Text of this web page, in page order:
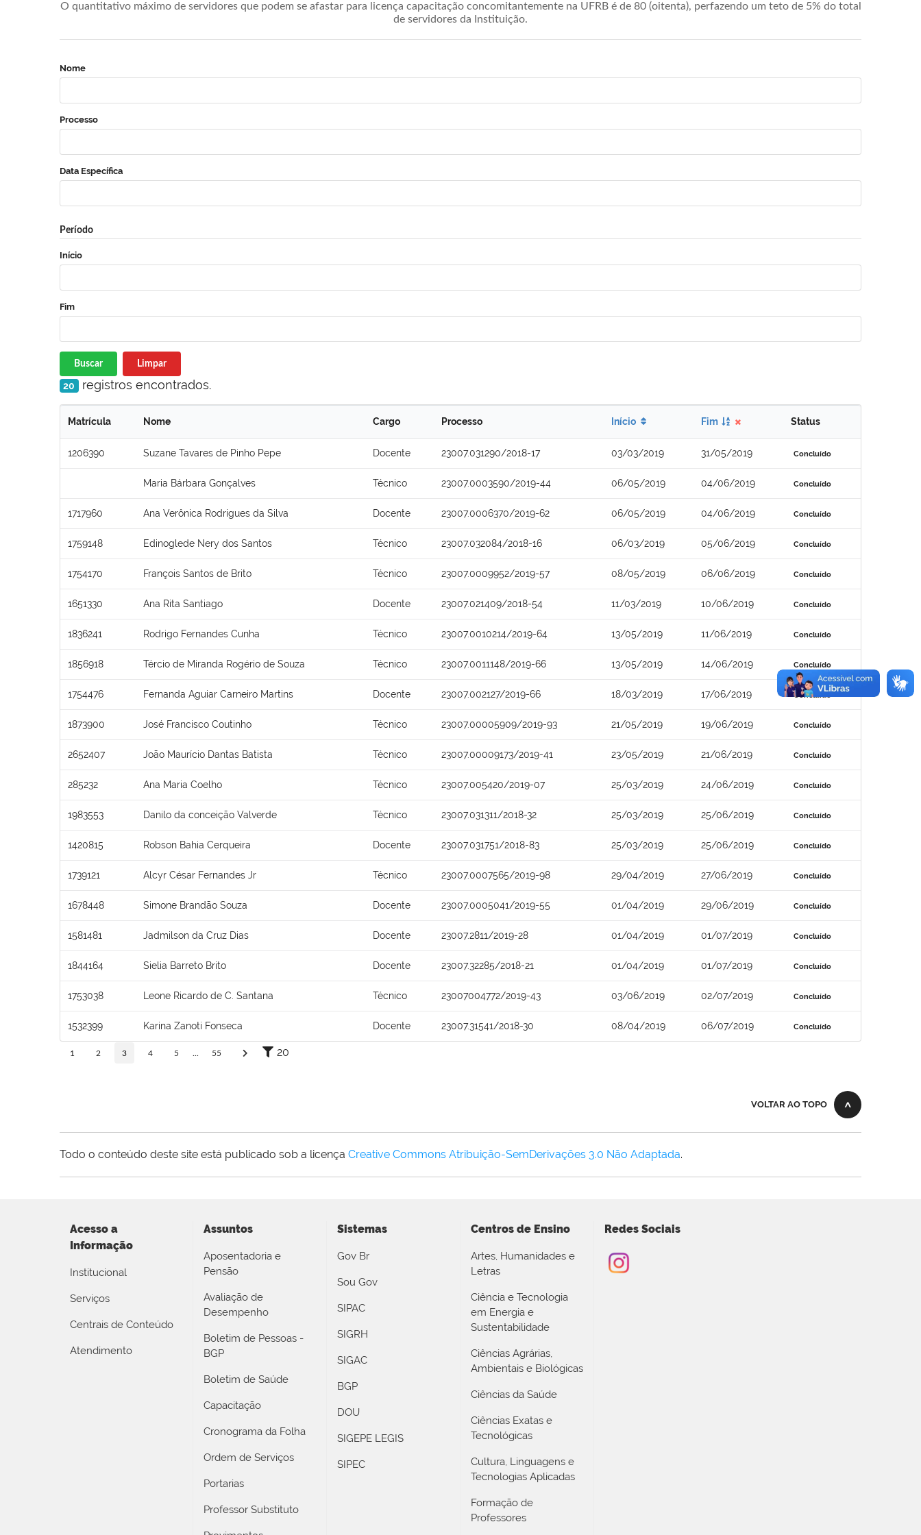
O quantitativo máximo de servidores que podem se afastar para licença capacitação concomitantemente na UFRB é de 80 (oitenta), perfazendo um teto de 5% do total
de servidores da Instituição.
Nome
Processo
Data Específica
Período
Início
Fim
Buscar Limpar
20 registros encontrados.
Matrícula Nome Cargo Processo Início Fim Status
1206390 Suzane Tavares de Pinho Pepe Docente 23007.031290/2018-17 03/03/2019 31/05/2019 Concluído
Maria Bárbara Gonçalves Técnico 23007.0003590/2019-44 06/05/2019 04/06/2019 Concluído
1717960 Ana Verônica Rodrigues da Silva Docente 23007.0006370/2019-62 06/05/2019 04/06/2019 Concluído
1759148 Edinoglede Nery dos Santos Técnico 23007.032084/2018-16 06/03/2019 05/06/2019 Concluído
1754170 François Santos de Brito Técnico 23007.0009952/2019-57 08/05/2019 06/06/2019 Concluído
1651330 Ana Rita Santiago Docente 23007.021409/2018-54 11/03/2019 10/06/2019 Concluído
1836241 Rodrigo Fernandes Cunha Técnico 23007.0010214/2019-64 13/05/2019 11/06/2019 Concluído
1856918 Tércio de Miranda Rogério de Souza Técnico 23007.0011148/2019-66 13/05/2019 14/06/2019 Concluído
1754476 Fernanda Aguiar Carneiro Martins Docente 23007.002127/2019-66 18/03/2019 17/06/2019 Concluído
1873900 José Francisco Coutinho Técnico 23007.00005909/2019-93 21/05/2019 19/06/2019 Concluído
2652407 João Maurício Dantas Batista Técnico 23007.00009173/2019-41 23/05/2019 21/06/2019 Concluído
285232 Ana Maria Coelho Técnico 23007.005420/2019-07 25/03/2019 24/06/2019 Concluído
1983553 Danilo da conceição Valverde Técnico 23007.031311/2018-32 25/03/2019 25/06/2019 Concluído
1420815 Robson Bahia Cerqueira Docente 23007.031751/2018-83 25/03/2019 25/06/2019 Concluído
1739121 Alcyr César Fernandes Jr Técnico 23007.0007565/2019-98 29/04/2019 27/06/2019 Concluído
1678448 Simone Brandão Souza Docente 23007.0005041/2019-55 01/04/2019 29/06/2019 Concluído
1581481 Jadmilson da Cruz Dias Docente 23007.2811/2019-28 01/04/2019 01/07/2019 Concluído
1844164 Sielia Barreto Brito Docente 23007.32285/2018-21 01/04/2019 01/07/2019 Concluído
1753038 Leone Ricardo de C. Santana Técnico 23007004772/2019-43 03/06/2019 02/07/2019 Concluído
1532399 Karina Zanoti Fonseca Docente 23007.31541/2018-30 08/04/2019 06/07/2019 Concluído
1 2 3 4 5 55 20
VOLTAR AO TOPO
Todo o conteúdo deste site está publicado sob a licença Creative Commons Atribuição-SemDerivações 3.0 Não Adaptada.
Acesso a
Informação
Institucional
Serviços
Centrais de Conteúdo
Atendimento
Assuntos
Aposentadoria e
Pensão
Avaliação de
Desempenho
Boletim de Pessoas -
BGP
Boletim de Saúde
Capacitação
Cronograma da Folha
Ordem de Serviços
Portarias
Professor Substituto
Sistemas
Gov Br
Sou Gov
SIPAC
SIGRH
SIGAC
BGP
DOU
SIGEPE LEGIS
SIPEC
Centros de Ensino
Artes, Humanidades e
Letras
Ciência e Tecnologia
em Energia e
Sustentabilidade
Ciências Agrárias,
Ambientais e Biológicas
Ciências da Saúde
Ciências Exatas e
Tecnológicas
Cultura, Linguagens e
Tecnologias Aplicadas
Formação de
Professores
Redes Sociais